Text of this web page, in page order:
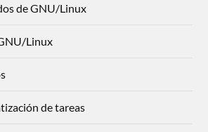
de GNU/Linux
Linux
de tareas